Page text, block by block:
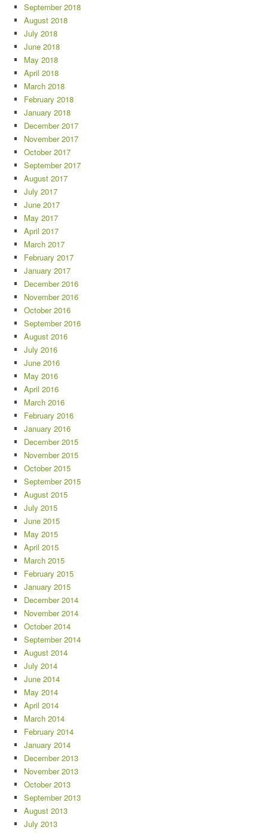
September 2018
August 2018
July 2018
June 2018
May 2018
April 2018
March 2018
February 2018
January 2018
December 2017
November 2017
October 2017
September 2017
August 2017
July 2017
June 2017
May 2017
April 2017
March 2017
February 2017
January 2017
December 2016
November 2016
October 2016
September 2016
August 2016
July 2016
June 2016
May 2016
April 2016
March 2016
February 2016
January 2016
December 2015
November 2015
October 2015
September 2015
August 2015
July 2015
June 2015
May 2015
April 2015
March 2015
February 2015
January 2015
December 2014
November 2014
October 2014
September 2014
August 2014
July 2014
June 2014
May 2014
April 2014
March 2014
February 2014
January 2014
December 2013
November 2013
October 2013
September 2013
August 2013
July 2013